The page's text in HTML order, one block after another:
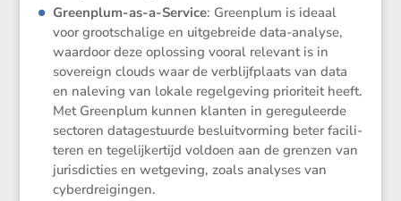
Green­plum-as-a-Service: Green­plum is ideaal
voor groot­scha­lige en uitge­breide data-analyse,
waardoor deze oplos­sing vooral relevant is in
sovereign clouds waar de verblijf­plaats van data
en naleving van lokale regel­ge­ving priori­teit heeft.
Met Green­plum kunnen klanten in geregu­leerde
sectoren datage­stuurde besluit­vor­ming beter facili­
teren en tegelij­ker­tijd voldoen aan de grenzen van
juris­dic­ties en wetge­ving, zoals analyses van
cyberdreigingen.